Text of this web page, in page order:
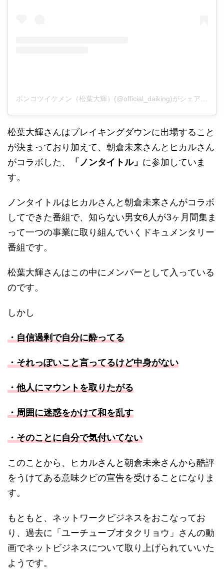
ポンコツイケメン（松葉大輝）(@official_daiking)がシェアした投稿
松葉大輝さんはブレイキングダウンに出場すること
が決まっており加えて、朝倉未来さんとヒカルさん
がコラボした、
「ノンタイトル」 に参加していま
す。
ノンタイトルはヒカルさんと朝倉未来さんがコラボ
してできた番組で、知らない男女6人が3ヶ月間集ま
って一つの事業に取り組んでいくドキュメンタリー
番組です。
松葉大輝さんはこの中にメンバーとして入っている
のです。
しかし
・自信過剰で自分に酔ってる
・それっぽいこと言ってるけど中身がない
・他人にマウントを取りたがる
・周囲に迷惑をかけて和を乱す
・そのことに自分で気付いてない
このことから、ヒカルさんと朝倉未来さんから酷評
をうけてある意味クビの宣告を受けることになりま
す。
もともと、ネットワークビジネスをおこなってお
り、過去に「ユーチューブオタクリョウ」さんの動
画でネットビジネスについて取り上げられていいた
ようです。